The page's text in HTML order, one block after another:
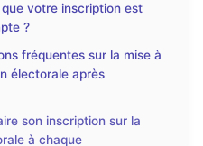
votre inscription est
?
fréquentes sur la mise à
électorale après
son inscription sur la
à chaque